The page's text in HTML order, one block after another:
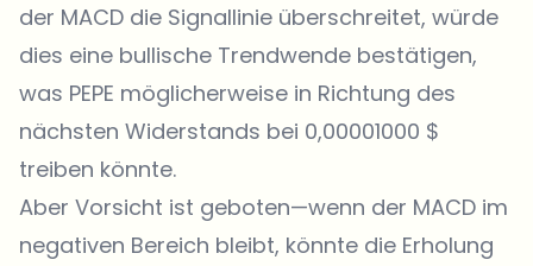
der MACD die Signallinie überschreitet, würde
dies eine bullische Trendwende bestätigen,
was PEPE möglicherweise in Richtung des
nächsten Widerstands bei 0,00001000 $
treiben könnte.
Aber Vorsicht ist geboten—wenn der MACD im
negativen Bereich bleibt, könnte die Erholung